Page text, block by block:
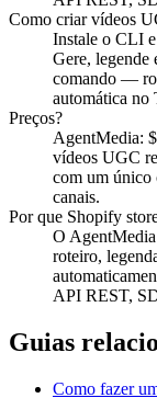
Como criar vídeos
Instale o CLI
Gere, legende
comando —
automática no
Preços?
AgentMedia:
vídeos UGC
com um único
canais.
Por que Shopify
O
roteiro,
API REST,
Guias
Como fazer